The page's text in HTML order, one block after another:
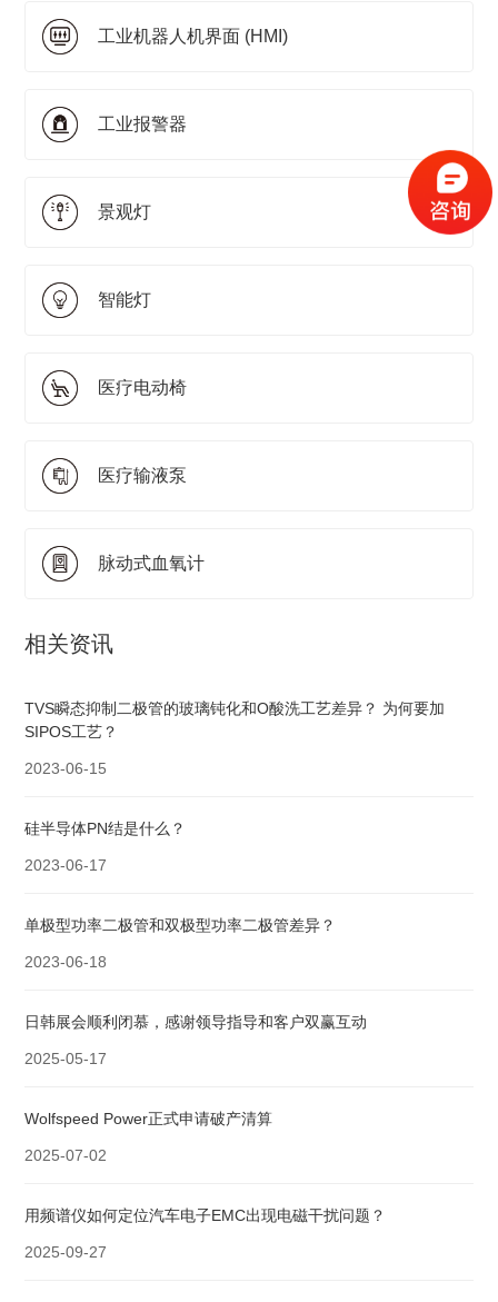
工业机器人机界面 (HMI)
工业报警器
景观灯
智能灯
医疗电动椅
医疗输液泵
脉动式血氧计
相关资讯
TVS瞬态抑制二极管的玻璃钝化和O酸洗工艺差异？ 为何要加
SIPOS工艺？
2023-06-15
硅半导体PN结是什么？
2023-06-17
单极型功率二极管和双极型功率二极管差异？
2023-06-18
日韩展会顺利闭慕，感谢领导指导和客户双赢互动
2025-05-17
Wolfspeed Power正式申请破产清算
2025-07-02
用频谱仪如何定位汽车电子EMC出现电磁干扰问题？
2025-09-27